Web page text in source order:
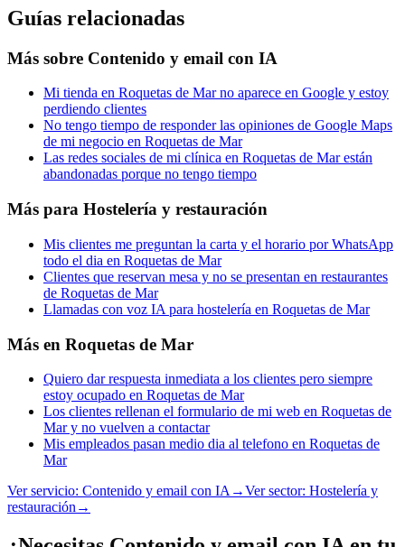
Guías relacionadas
Más sobre Contenido y email con IA
Mi tienda en Roquetas de Mar no aparece en Google y estoy
perdiendo clientes
No tengo tiempo de responder las opiniones de Google Maps
de mi negocio en Roquetas de Mar
Las redes sociales de mi clínica en Roquetas de Mar están
abandonadas porque no tengo tiempo
Más para Hostelería y restauración
Mis clientes me preguntan la carta y el horario por WhatsApp
todo el dia en Roquetas de Mar
Clientes que reservan mesa y no se presentan en restaurantes
de Roquetas de Mar
Llamadas con voz IA para hostelería en Roquetas de Mar
Más en Roquetas de Mar
Quiero dar respuesta inmediata a los clientes pero siempre
estoy ocupado en Roquetas de Mar
Los clientes rellenan el formulario de mi web en Roquetas de
Mar y no vuelven a contactar
Mis empleados pasan medio dia al telefono en Roquetas de
Mar
Ver servicio: Contenido y email con IA →Ver sector: Hostelería y
restauración →